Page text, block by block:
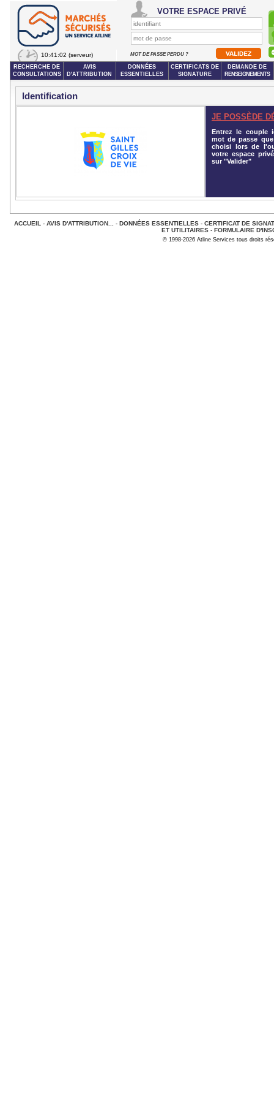
10:41:02 (serveur)
VOTRE ESPACE PRIVÉ
MOT DE PASSE PERDU ?
RECHERCHE DE
CONSULTATIONS
AVIS
D'ATTRIBUTION
DONNÉES
ESSENTIELLES
CERTIFICATS DE
SIGNATURE
DEMANDE DE
RENSEIGNEMENTS
Identification
JE POSSÈDE
Entrez le couple
mot de passe
choisi lors de
votre espace
sur "Valider"
ACCUEIL - AVIS D'ATTRIBUTION... - DONNÉES ESSENTIELLES- CERTIFICAT DE
ET UTILITAIRES - FORMULAIRE
© 1998-2026 Atline Services tous droits